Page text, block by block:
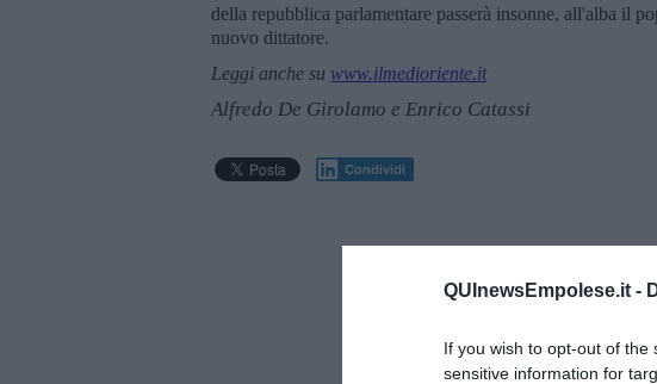
QUInewsEmpolese.it -
If you wish to opt-out of
sensitive information for
della repubblica parlamentare passerà insonne, all'alba il
nuovo dittatore.
Leggi anche su www.ilmedioriente.it
Alfredo De Girolamo e Enrico Catassi
Condividi